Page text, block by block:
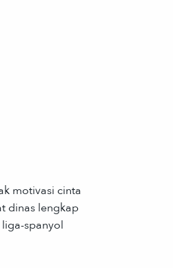
motivasi cinta
dinas lengkap
spanyol